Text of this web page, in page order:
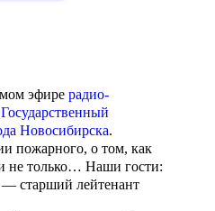
эфире радио-
Государственный
Новосибирска.
пожарного, о том, как
не только… Наши гости:
— старший лейтенант